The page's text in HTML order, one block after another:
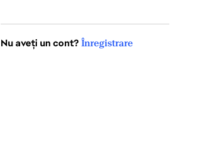
Nu aveți un cont? Înregistrare